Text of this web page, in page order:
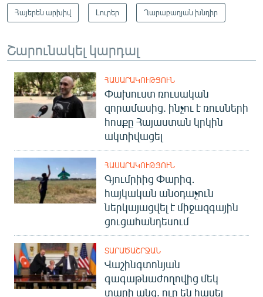
Հայերեն արխիվ Լուրեր Ղարաբաղյան խնդիր
Շարունակել կարդալ
ՀԱՍԱՐԱԿՈՒԹՅՈՒՆ
Փախուստ ռուսական
զորամասից. ինչու է ռուսների
հոսքը Հայաստան կրկին
ակտիվացել
ՀԱՍԱՐԱԿՈՒԹՅՈՒՆ
Գյումրիից Փարիզ․
հայկական անօդաչուն
ներկայացվել է միջազգային
ցուցահանդեսում
ՏԱՐԱԾԱՇՐՋԱՆ
Վաշինգտոնյան
գագաթնաժողովից մեկ
տարի անց. ուր են հասել